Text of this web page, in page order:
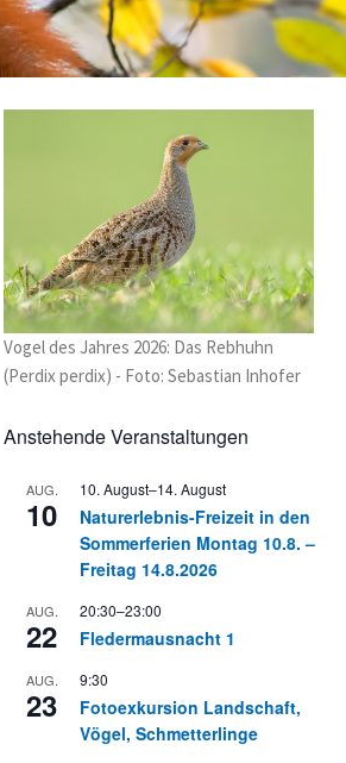
Vogel des Jahres 2026: Das Rebhuhn
(Perdix perdix) - Foto: Sebastian Inhofer
Anstehende Veranstaltungen
AUG.
10
10. August–14. August
Naturerlebnis-Freizeit in den
Sommerferien Montag 10.8. –
Freitag 14.8.2026
AUG.
22
20:30–23:00
Fledermausnacht 1
AUG.
23
9:30
Fotoexkursion Landschaft,
Vögel, Schmetterlinge